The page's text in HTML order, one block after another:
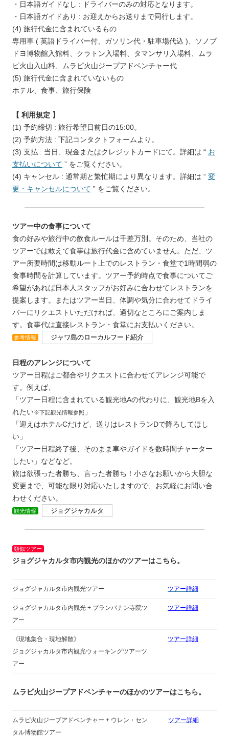
・日本語ガイドなし : ドライバーのみの対応となります。
・日本語ガイドあり : お迎えからお送りまで同行します。
(4) 旅行代金に含まれているもの
専用車 ( 英語ドライバー付、ガソリン代・駐車場代込 )、ソノブ
ドヨ博物館入館料、クラトン入場料、タマンサリ入場料、ムラ
ピ火山入山料、ムラピ火山ジープアドベンチャー代
(5) 旅行代金に含まれていないもの
ホテル、食事、旅行保険
【 利用規定 】
(1) 予約締切 : 旅行希望日前日の15:00。
(2) 予約方法 : 下記コンタクトフォームより。
(3) 支払 : 当日、現金またはクレジットカードにて。詳細は “ お
支払いについて ” をご覧ください。
(4) キャンセル : 通常期と繁忙期により異なります。詳細は “ 変
更・キャンセルについて ” をご覧ください。
ツアー中の食事について
食の好みや旅行中の飲食ルールは千差万別。そのため、当社の
ツアーでは敢えて食事は旅行代金に含めていません。ただ、ツ
アー所要時間は移動ルート上でのレストラン・食堂で1時間弱の
食事時間を計算しています。ツアー予約時点で食事についてご
希望があれば日本人スタッフがお好みに合わせてレストランを
提案します。またはツアー当日、体調や気分に合わせてドライ
バーにリクエストいただければ、適切なところにご案内しま
す。食事代は直接レストラン・食堂にお支払いください。
参考情報 ジャワ島のローカルフード紹介
日程のアレンジについて
ツアー日程はご都合やリクエストに合わせてアレンジ可能で
す。例えば、
「ツアー日程に含まれている観光地Aの代わりに、観光地Bを入
れたい※下記観光情報参照 」
「迎えはホテルCだけど、送りはレストランDで降ろしてほし
い」
「ツアー日程終了後、そのまま車やガイドを数時間チャーター
したい」などなど。
旅は欲張った者勝ち、言った者勝ち！小さなお願いから大胆な
変更まで、可能な限り対応いたしますので、お気軽にお問い合
わせください。
観光情報 ジョグジャカルタ
類似ツアー
ジョグジャカルタ市内観光のほかのツアーはこちら。
ジョグジャカルタ市内観光ツアー ツアー詳細
ジョグジャカルタ市内観光 + プランバナン寺院ツ
アー
ツアー詳細
《現地集合・現地解散》
ジョグジャカルタ市内観光ウォーキングツアーツ
アー
ツアー詳細
ムラピ火山ジープアドベンチャーのほかのツアーはこちら。
ムラピ火山ジープアドベンチャー + ウレン・セン
タル博物館ツアー
ツアー詳細